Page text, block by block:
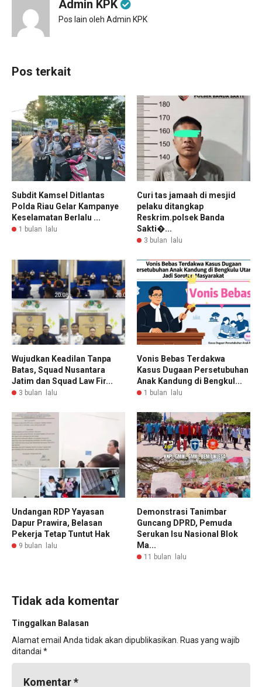
Admin KPK
Pos lain oleh Admin KPK
Pos terkait
Subdit Kamsel Ditlantas
Polda Riau Gelar Kampanye
Keselamatan Berlalu ...
1 bulan lalu
Curi tas jamaah di mesjid
pelaku ditangkap
Reskrim.polsek Banda
Sakti�...
3 bulan lalu
Wujudkan Keadilan Tanpa
Batas, Squad Nusantara
Jatim dan Squad Law Fir...
3 bulan lalu
Vonis Bebas Terdakwa
Kasus Dugaan Persetubuhan
Anak Kandung di Bengkul...
1 bulan lalu
Undangan RDP Yayasan
Dapur Prawira, Belasan
Pekerja Tetap Tuntut Hak
9 bulan lalu
Demonstrasi Tanimbar
Guncang DPRD, Pemuda
Serukan Isu Nasional Blok
Ma...
11 bulan lalu
Tidak ada komentar
Tinggalkan Balasan
Alamat email Anda tidak akan dipublikasikan. Ruas yang wajib
ditandai *
Komentar*